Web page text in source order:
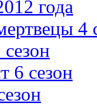
года
4
6 сезон